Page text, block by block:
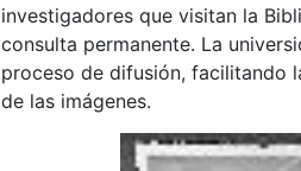
investigadores que visitan la
consulta permanente. La
proceso de difusión, facilitando
de las imágenes.